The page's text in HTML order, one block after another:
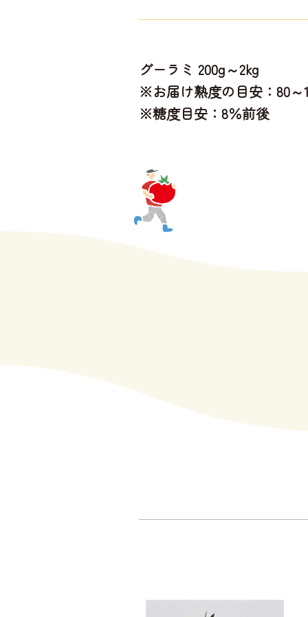
グーラミ 200g～2kg
※お届け熟度の目安：80～
※糖度目安：8％前後